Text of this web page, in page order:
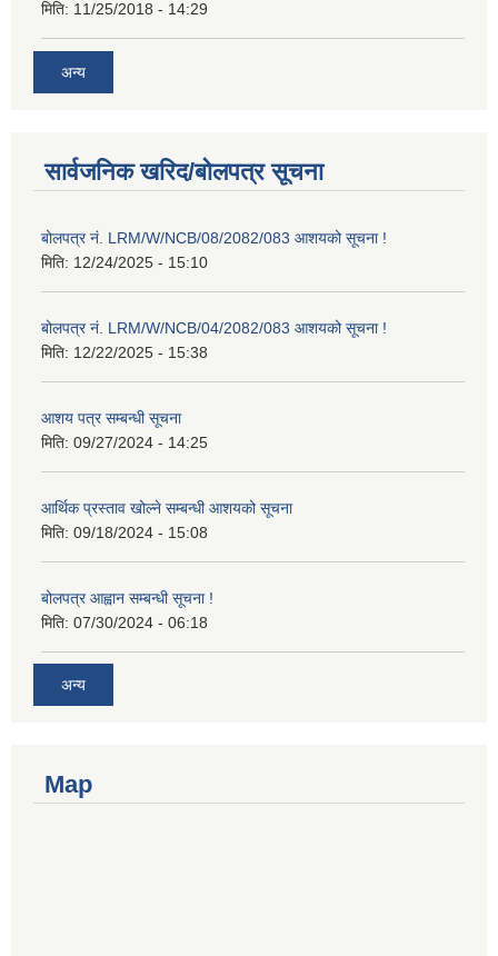
मिति: 11/25/2018 - 14:29
अन्य
सार्वजनिक खरिद/बोलपत्र सूचना
बोलपत्र नं. LRM/W/NCB/08/2082/083 आशयको सूचना !
मिति: 12/24/2025 - 15:10
बोलपत्र नं. LRM/W/NCB/04/2082/083 आशयको सूचना !
मिति: 12/22/2025 - 15:38
आशय पत्र सम्बन्धी सूचना
मिति: 09/27/2024 - 14:25
आर्थिक प्रस्ताव खोल्ने सम्बन्धी आशयको सूचना
मिति: 09/18/2024 - 15:08
बोलपत्र आह्वान सम्बन्धी सूचना !
मिति: 07/30/2024 - 06:18
अन्य
Map